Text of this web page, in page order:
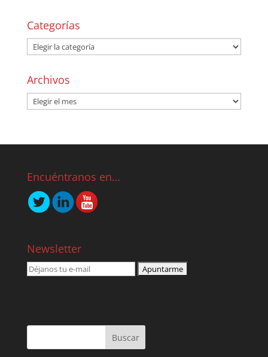
Categorías
Archivos
Encuéntranos en…
Newsletter